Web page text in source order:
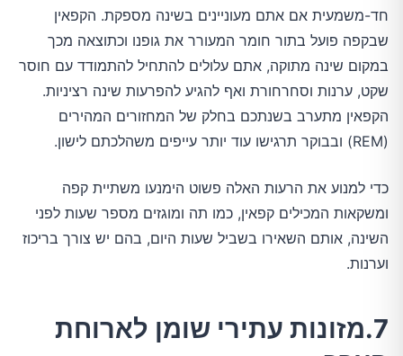
חד-משמעית אם אתם מעוניינים בשינה מספקת. הקפאין
שבקפה פועל בתור חומר המעורר את גופנו וכתוצאה מכך
במקום שינה מתוקה, אתם עלולים להתחיל להתמודד עם חוסר
שקט, ערנות וסחרחורת ואף להגיע להפרעות שינה רציניות.
הקפאין מתערב בשנתכם בחלק של המחזורים המהירים
(REM) ובבוקר תרגישו עוד יותר עייפים משהלכתם לישון.
כדי למנוע את הרעות האלה פשוט הימנעו משתיית קפה
ומשקאות המכילים קפאין, כמו תה ומוגזים מספר שעות לפני
השינה, אותם השאירו בשביל שעות היום, בהם יש צורך בריכוז
וערנות.
7.מזונות עתירי שומן לארוחת